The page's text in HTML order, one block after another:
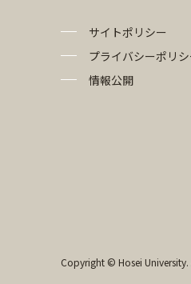
サイトポリシー
プライバシーポリ
情報公開
Copyright © Hosei University.